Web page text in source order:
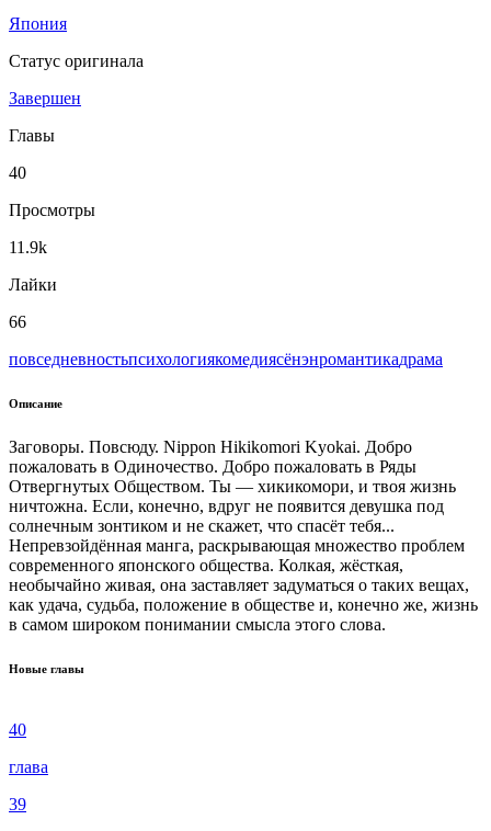
Япония
Статус оригинала
Завершен
Главы
40
Просмотры
11.9k
Лайки
66
повседневностьпсихологиякомедиясёнэнромантикадрама
Описание
Заговоры. Повсюду. Nippon Hikikomori Kyokai. Добро
пожаловать в Одиночество. Добро пожаловать в Ряды
Отвергнутых Обществом. Ты — хикикомори, и твоя жизнь
ничтожна. Если, конечно, вдруг не появится девушка под
солнечным зонтиком и не скажет, что спасёт тебя...
Непревзойдённая манга, раскрывающая множество проблем
современного японского общества. Колкая, жёсткая,
необычайно живая, она заставляет задуматься о таких вещах,
как удача, судьба, положение в обществе и, конечно же, жизнь
в самом широком понимании смысла этого слова.
Новые главы
40
глава
39